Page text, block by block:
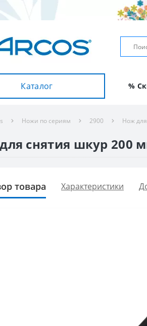
Каталог %
Ножи по сериям 2900 Нож
снятия шкур 200
товара Характеристики